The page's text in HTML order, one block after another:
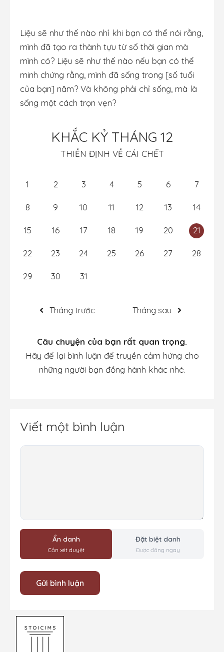
Liệu sẽ như thế nào nhỉ khi bạn có thể nói rằng,
mình đã tạo ra thành tựu từ số thời gian mà
mình có? Liệu sẽ như thế nào nếu bạn có thể
minh chứng rằng, mình đã sống trong [số tuổi
của bạn] năm? Và không phải chỉ sống, mà là
sống một cách trọn vẹn?
KHẮC KỶ THÁNG 12
THIỀN ĐỊNH VỀ CÁI CHẾT
1 2 3 4 5 6 7
8 9 10 11 12 13 14
15 16 17 18 19 20 21
22 23 24 25 26 27 28
29 30 31
Tháng trước Tháng sau
Câu chuyện của bạn rất quan trọng.
Hãy để lại bình luận để truyền cảm hứng cho
những người bạn đồng hành khác nhé.
Viết một bình luận
Bình
Ẩn danh
Cần xét duyệt
Đặt biệt danh
Được đăng ngay